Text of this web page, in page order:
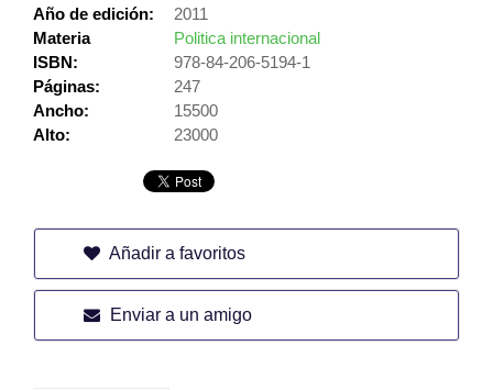
Año de edición:
2011
Materia
Politica internacional
ISBN:
978-84-206-5194-1
Páginas:
247
Ancho:
15500
Alto:
23000
Añadir a favoritos
Enviar a un amigo